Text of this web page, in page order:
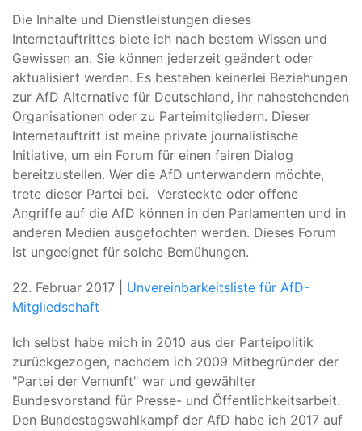
Die Inhalte und Dienstleistungen dieses
Internetauftrittes biete ich nach bestem Wissen und
Gewissen an. Sie können jederzeit geändert oder
aktualisiert werden. Es bestehen keinerlei Beziehungen
zur AfD Alternative für Deutschland, ihr nahestehenden
Organisationen oder zu Parteimitgliedern. Dieser
Internetauftritt ist meine private journalistische
Initiative, um ein Forum für einen fairen Dialog
bereitzustellen. Wer die AfD unterwandern möchte,
trete dieser Partei bei. Versteckte oder offene
Angriffe auf die AfD können in den Parlamenten und in
anderen Medien ausgefochten werden. Dieses Forum
ist ungeeignet für solche Bemühungen.
22. Februar 2017 | Unvereinbarkeitsliste für AfD-
Mitgliedschaft
Ich selbst habe mich in 2010 aus der Parteipolitik
zurückgezogen, nachdem ich 2009 Mitbegründer der
"Partei der Vernunft" war und gewählter
Bundesvorstand für Presse- und Öffentlichkeitsarbeit.
Den Bundestagswahlkampf der AfD habe ich 2017 auf